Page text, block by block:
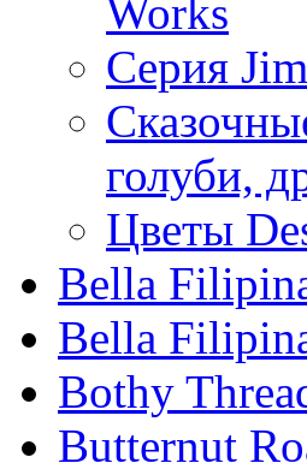
Works
Серия
голуби,
Цветы
Bella
Bella
Bothy
Butternut